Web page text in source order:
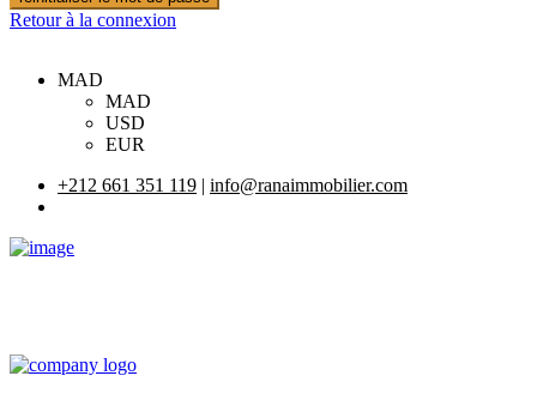
Retour à la connexion
MAD
MAD
USD
EUR
+212 661 351 119 | info@ranaimmobilier.com